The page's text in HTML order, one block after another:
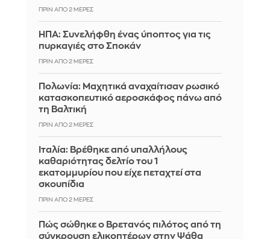
ΠΡΙΝ ΑΠΌ 2 ΜΈΡΕΣ
ΗΠΑ: Συνελήφθη ένας ύποπτος για τις
πυρκαγιές στο Σποκάν
ΠΡΙΝ ΑΠΌ 2 ΜΈΡΕΣ
Πολωνία: Μαχητικά αναχαίτισαν ρωσικό
κατασκοπευτικό αεροσκάφος πάνω από
τη Βαλτική
ΠΡΙΝ ΑΠΌ 2 ΜΈΡΕΣ
Ιταλία: Βρέθηκε από υπαλλήλους
καθαριότητας δελτίο του 1
εκατομμυρίου που είχε πεταχτεί στα
σκουπίδια
ΠΡΙΝ ΑΠΌ 2 ΜΈΡΕΣ
Πώς σώθηκε ο Βρετανός πιλότος από τη
σύγκρουση ελικοπτέρων στην Ψάθα